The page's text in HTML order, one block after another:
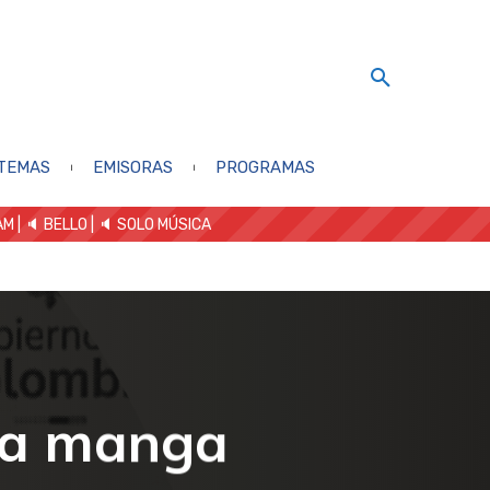
EMISORAS PROGRAMAS
| 🔈 BELLO 🔈 SOLO MÚSICA
manga